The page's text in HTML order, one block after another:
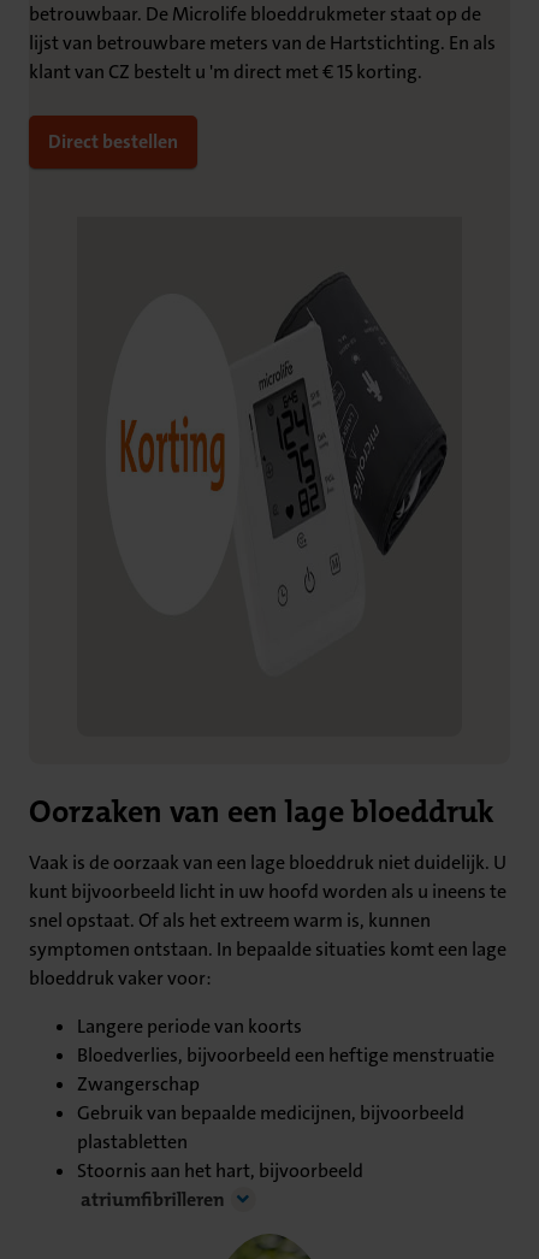
betrouwbaar. De Microlife bloeddrukmeter staat op de
lijst van betrouwbare meters van de Hartstichting. En als
klant van CZ bestelt u 'm direct met € 15 korting.
Direct bestellen
Oorzaken van een lage bloeddruk
Vaak is de oorzaak van een lage bloeddruk niet duidelijk. U
kunt bijvoorbeeld licht in uw hoofd worden als u ineens te
snel opstaat. Of als het extreem warm is, kunnen
symptomen ontstaan. In bepaalde situaties komt een lage
bloeddruk vaker voor:
Langere periode van koorts
Bloedverlies, bijvoorbeeld een heftige menstruatie
Zwangerschap
Gebruik van bepaalde medicijnen, bijvoorbeeld
plastabletten
Stoornis aan het hart, bijvoorbeeld
atriumfibrilleren